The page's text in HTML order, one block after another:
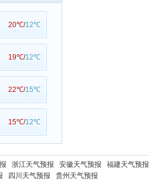
20℃/12℃
19℃/12℃
22℃/15℃
15℃/12℃
浙江天气预报 安徽天气预报 福建天气预报
四川天气预报 贵州天气预报